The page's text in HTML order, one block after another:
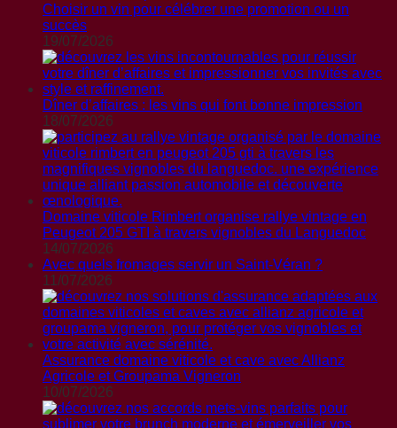
Choisir un vin pour célébrer une promotion ou un
succès
19/07/2026
Dîner d’affaires : les vins qui font bonne impression
18/07/2026
Domaine viticole Rimbert organise rallye vintage en
Peugeot 205 GTI à travers vignobles du Languedoc
14/07/2026
Avec quels fromages servir un Saint-Véran ?
11/07/2026
Assurance domaine viticole et cave avec Allianz
Agricole et Groupama Vigneron
10/07/2026